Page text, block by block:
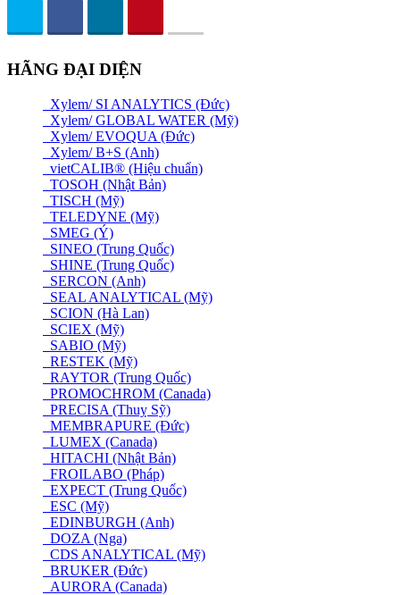
HÃNG ĐẠI DIỆN
Xylem/ SI ANALYTICS (Đức)
Xylem/ GLOBAL WATER (Mỹ)
Xylem/ EVOQUA (Đức)
Xylem/ B+S (Anh)
vietCALIB® (Hiệu chuẩn)
TOSOH (Nhật Bản)
TISCH (Mỹ)
TELEDYNE (Mỹ)
SMEG (Ý)
SINEO (Trung Quốc)
SHINE (Trung Quốc)
SERCON (Anh)
SEAL ANALYTICAL (Mỹ)
SCION (Hà Lan)
SCIEX (Mỹ)
SABIO (Mỹ)
RESTEK (Mỹ)
RAYTOR (Trung Quốc)
PROMOCHROM (Canada)
PRECISA (Thuỵ Sỹ)
MEMBRAPURE (Đức)
LUMEX (Canada)
HITACHI (Nhật Bản)
FROILABO (Pháp)
EXPECT (Trung Quốc)
ESC (Mỹ)
EDINBURGH (Anh)
DOZA (Nga)
CDS ANALYTICAL (Mỹ)
BRUKER (Đức)
AURORA (Canada)